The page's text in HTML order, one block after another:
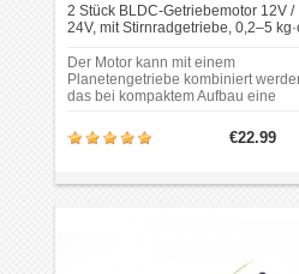
2 Stück BLDC-Getriebemotor 12V /
24V, mit Stirnradgetriebe, 0,2–5
Der Motor kann mit einem
Planetengetriebe kombiniert
das bei kompaktem Aufbau eine
Drehmoment von bis zu 6000 mNm
ermöglicht. Der Betrieb ist auch
Umgebungsbedingungen möglich.
€22.99